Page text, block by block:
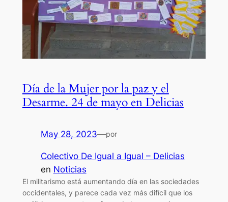
Día de la Mujer por la paz y el
Desarme. 24 de mayo en Delicias
May 28, 2023—por
Colectivo De Igual a Igual – Delicias
en Noticias
El militarismo está aumentando día en las sociedades
occidentales, y parece cada vez más difícil que los